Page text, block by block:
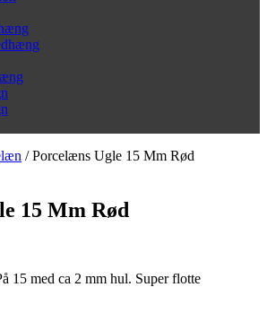
/ Porcelæns Ugle 15 Mm Rød
15 Mm Rød
15 med ca 2 mm hul. Super flotte